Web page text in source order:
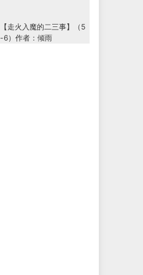
【走火入魔的二三事】（5
-6）作者：倾雨